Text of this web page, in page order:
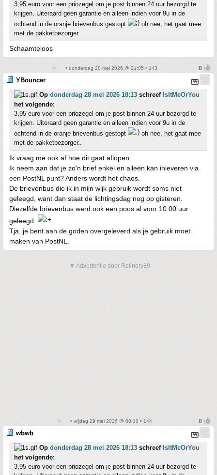
3,95 euro voor een priozegel om je post binnen 24 uur bezorgd te
krijgen. Uiteraard geen garantie en alleen indien voor 9u in de
ochtend in de oranje brievenbus gestopt
oh nee, het gaat mee
met de pakketbezorger..
Schaamteloos
• donderdag 28 mei 2026 @ 21:05 • 143
YBouncer
Op donderdag 28 mei 2026 18:13 schreef IsItMeOrYou
het volgende:
3,95 euro voor een priozegel om je post binnen 24 uur bezorgd te
krijgen. Uiteraard geen garantie en alleen indien voor 9u in de
ochtend in de oranje brievenbus gestopt
oh nee, het gaat mee
met de pakketbezorger..
Ik vraag me ook af hoe dit gaat aflopen.
Ik neem aan dat je zo'n brief enkel en alleen kan inleveren via
een PostNL punt? Anders wordt het chaos.
De brievenbus die ik in mijn wijk gebruik wordt soms niet
geleegd, want dan staat de lichtingsdag nog op gisteren.
Diezelfde brievenbus werd ook een poos al voor 10:00 uur
geleegd.
Tja, je bent aan de goden overgeleverd als je gebruik moet
maken van PostNL.
▼ Advertentie door Refinery89
• vrijdag 29 mei 2026 @ 00:10 • 144
wbwb
Op donderdag 28 mei 2026 18:13 schreef IsItMeOrYou
het volgende:
3,95 euro voor een priozegel om je post binnen 24 uur bezorgd te